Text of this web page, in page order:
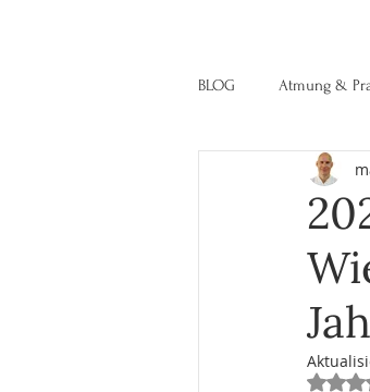
BLOG Atmung &
Gesundheit &